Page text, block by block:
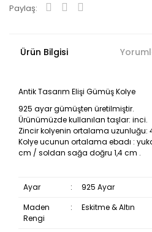
Paylaş:
Ürün Bilgisi
Antik Tasarım Elişi Gümüş Kolye
925 ayar gümüşten üretilmiştir.
Ürünümüzde kullanılan taşlar: inci.
Zincir kolyenin ortalama uzunluğu:
Kolye ucunun ortalama ebadı :
cm / soldan sağa doğru 1,4 cm .
Ayar :
925 Ayar
Maden
Rengi
: Eskitme & Altın